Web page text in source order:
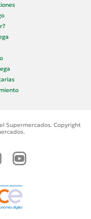
Supermercados. Copyright